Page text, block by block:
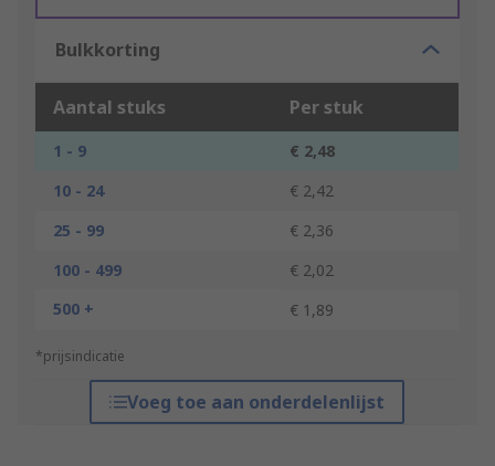
Bulkkorting
Aantal stuks Per stuk
1 - 9
€ 2,48
10 - 24
€ 2,42
25 - 99
€ 2,36
100 - 499
€ 2,02
500 +
€ 1,89
*prijsindicatie
Voeg toe aan onderdelenlijst